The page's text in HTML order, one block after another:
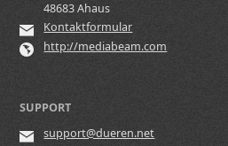
48683 Ahaus
Kontaktformular
http://mediabeam.com
SUPPORT
support@dueren.net